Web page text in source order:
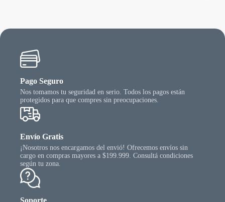
Pago Seguro
Nos tomamos tu seguridad en serio. Todos los pagos están
protegidos para que compres sin preocupaciones.
Envío Gratis
¡Nosotros nos encargamos del envió! Ofrecemos envíos sin
cargo en compras mayores a $199.999. Consultá condiciones
según tu zona.